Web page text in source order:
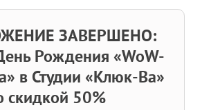
ЗАВЕРШЕНО:
Рождения «WoW-
в Студии «Клюк-Ва»
скидкой 50%